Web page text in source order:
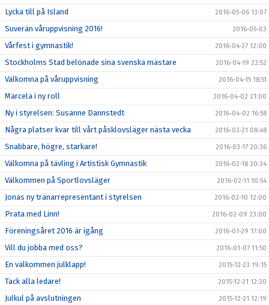
Lycka till på Island 2016-05-06 13:07
Suverän våruppvisning 2016! 2016-05-03
Vårfest i gymnastik! 2016-04-27 12:00
Stockholms Stad belönade sina svenska mästare 2016-04-19 22:52
Välkomna på våruppvisning 2016-04-15 18:51
Marcela i ny roll 2016-04-02 21:00
Ny i styrelsen: Susanne Dannstedt 2016-04-02 16:58
Några platser kvar till vårt påsklovsläger nästa vecka 2016-03-21 08:48
Snabbare, högre, starkare! 2016-03-17 20:36
Välkomna på tävling i Artistisk Gymnastik 2016-02-18 20:34
Välkommen på Sportlovsläger 2016-02-11 10:54
Jonas ny tränarrepresentant i styrelsen 2016-02-10 12:00
Prata med Linn! 2016-02-09 23:00
Föreningsåret 2016 är igång 2016-01-29 17:00
Vill du jobba med oss? 2016-01-07 11:50
En välkommen julklapp! 2015-12-23 19:15
Tack alla ledare! 2015-12-21 12:20
Julkul på avslutningen 2015-12-21 12:19